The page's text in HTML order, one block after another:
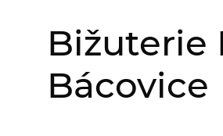
Bižuterie
Bácovice